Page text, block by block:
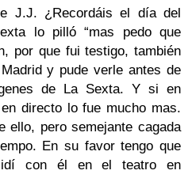
J.J. ¿Recordáis el día del
lo pilló “mas pedo que
por que fui testigo, también
y pude verle antes de
de La Sexta. Y si en
directo lo fue mucho mas.
ello, pero semejante cagada
En su favor tengo que
con él en el teatro en